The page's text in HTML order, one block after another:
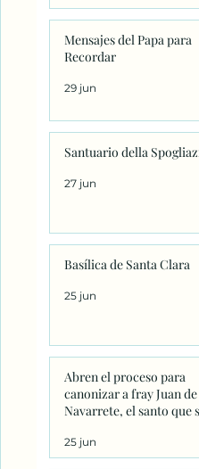
Mensajes del Papa para
Recordar
29 jun
Santuario della
27 jun
Basílica de Santa Clara
25 jun
Abren el proceso para
canonizar a fray Juan de
Navarrete, el santo que
25 jun